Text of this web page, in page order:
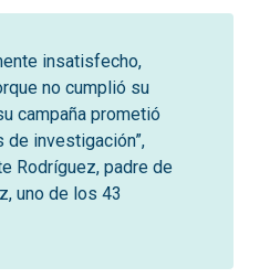
insatisfecho,
no cumplió su
campaña prometió
investigación”,
Rodríguez, padre de
uno de los 43